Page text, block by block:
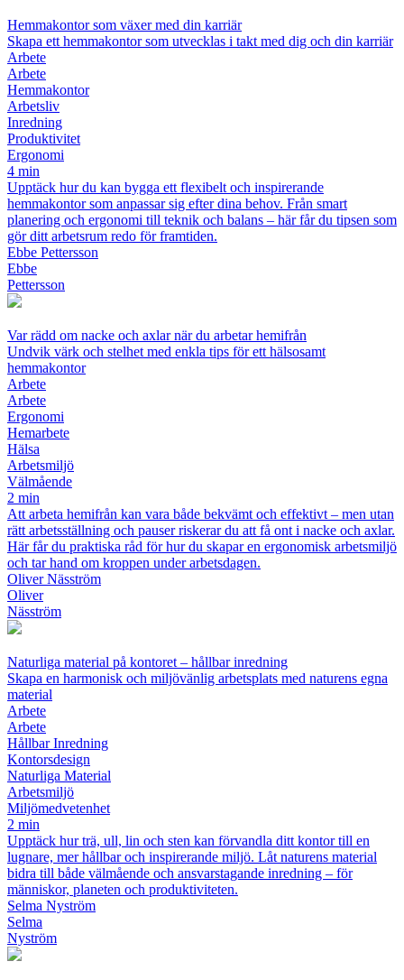
Hemmakontor som växer med din karriär
Skapa ett hemmakontor som utvecklas i takt med dig och din karriär
Arbete
Arbete
Hemmakontor
Arbetsliv
Inredning
Produktivitet
Ergonomi
4 min
Upptäck hur du kan bygga ett flexibelt och inspirerande
hemmakontor som anpassar sig efter dina behov. Från smart
planering och ergonomi till teknik och balans – här får du tipsen som
gör ditt arbetsrum redo för framtiden.
Ebbe Pettersson
Ebbe
Pettersson
Var rädd om nacke och axlar när du arbetar hemifrån
Undvik värk och stelhet med enkla tips för ett hälsosamt
hemmakontor
Arbete
Arbete
Ergonomi
Hemarbete
Hälsa
Arbetsmiljö
Välmående
2 min
Att arbeta hemifrån kan vara både bekvämt och effektivt – men utan
rätt arbetsställning och pauser riskerar du att få ont i nacke och axlar.
Här får du praktiska råd för hur du skapar en ergonomisk arbetsmiljö
och tar hand om kroppen under arbetsdagen.
Oliver Näsström
Oliver
Näsström
Naturliga material på kontoret – hållbar inredning
Skapa en harmonisk och miljövänlig arbetsplats med naturens egna
material
Arbete
Arbete
Hållbar Inredning
Kontorsdesign
Naturliga Material
Arbetsmiljö
Miljömedvetenhet
2 min
Upptäck hur trä, ull, lin och sten kan förvandla ditt kontor till en
lugnare, mer hållbar och inspirerande miljö. Låt naturens material
bidra till både välmående och ansvarstagande inredning – för
människor, planeten och produktiviteten.
Selma Nyström
Selma
Nyström